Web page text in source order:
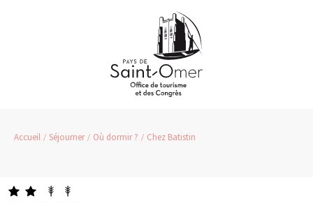
Accueil Séjourner Où dormir ? Chez Batistin